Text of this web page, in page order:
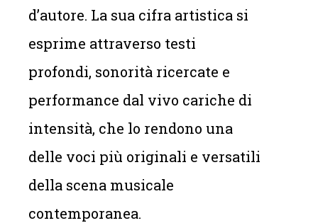
d’autore. La sua cifra artistica si
esprime attraverso testi
profondi, sonorità ricercate e
performance dal vivo cariche di
intensità, che lo rendono una
delle voci più originali e versatili
della scena musicale
contemporanea.